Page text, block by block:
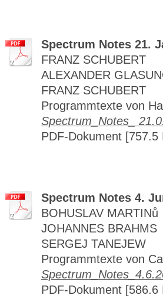
Spectrum Notes 21.
FRANZ SCHUBERT
ALEXANDER
FRANZ SCHUBERT
Programmtexte von
Spectrum_Notes_
PDF-Dokument [757.5
Spectrum Notes 4.
BOHUSLAV MARTINů
JOHANNES BRAHMS
SERGEJ TANEJEW
Programmtexte von
PDF-Dokument [586.6